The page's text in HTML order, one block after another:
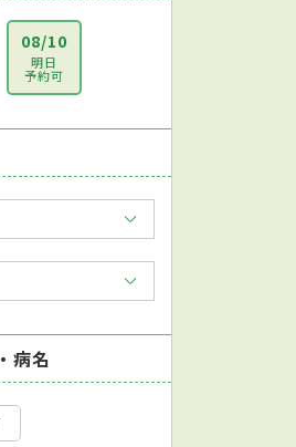
08/10
明日
予約可
病名